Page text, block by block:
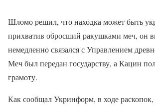
Шломо решил, что находка может быть
прихватив обросший ракушками меч, он
немедленно связался с Управлением
Меч был передан государству, а Кацин
грамоту.
Как сообщал Укринформ, в ходе